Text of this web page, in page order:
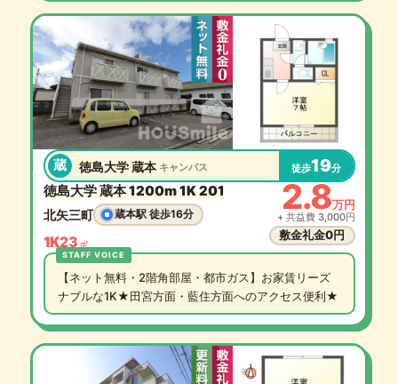
蔵 徳島大学 蔵本 キャンパス 徒歩19分
徳島大学 蔵本 1200m 1K 201
北矢三町 蔵本駅 徒歩16分
1K23 ㎡
2.8万円
+ 共益費 3,000円
敷金礼金0円
【ネット無料・2階角部屋・都市ガス】お家賃リーズ
ナブルな1K★田宮方面・藍住方面へのアクセス便利★